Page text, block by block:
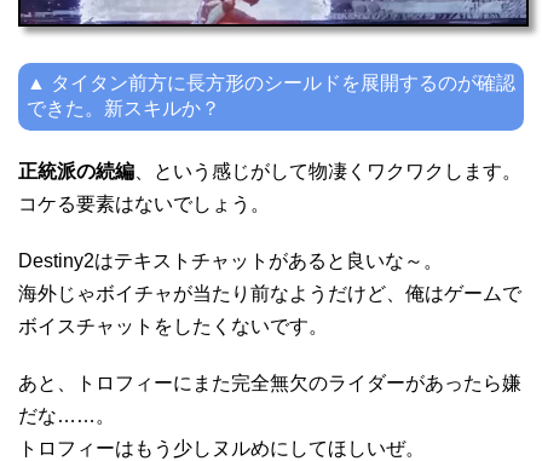
▲ タイタン前方に長方形のシールドを展開するのが確認
できた。新スキルか？
正統派の続編 、という感じがして物凄くワクワクします。
コケる要素はないでしょう。
Destiny2はテキストチャットがあると良いな～。
海外じゃボイチャが当たり前なようだけど、俺はゲームで
ボイスチャットをしたくないです。
あと、トロフィーにまた完全無欠のライダーがあったら嫌
だな……。
トロフィーはもう少しヌルめにしてほしいぜ。